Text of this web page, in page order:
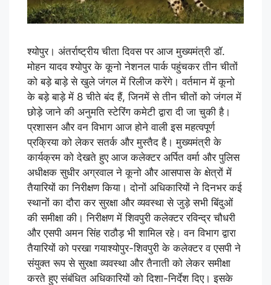
श्योपुर। अंतर्राष्ट्रीय चीता दिवस पर आज मुख्यमंत्री डॉ.
मोहन यादव श्योपुर के कूनो नेशनल पार्क पहुंचकर तीन चीतों
को बड़े बाड़े से खुले जंगल में रिलीज करेंगे। वर्तमान में कूनो
के बड़े बाड़े में 8 चीते बंद हैं, जिनमें से तीन चीतों को जंगल में
छोड़े जाने की अनुमति स्टेरिंग कमेटी द्वारा दी जा चुकी है।
प्रशासन और वन विभाग आज होने वाली इस महत्वपूर्ण
प्रक्रिया को लेकर सतर्क और मुस्तैद है। मुख्यमंत्री के
कार्यक्रम को देखते हुए आज कलेक्टर अर्पित वर्मा और पुलिस
अधीक्षक सुधीर अग्रवाल ने कूनो और आसपास के क्षेत्रों में
तैयारियों का निरीक्षण किया। दोनों अधिकारियों ने दिनभर कई
स्थानों का दौरा कर सुरक्षा और व्यवस्था से जुड़े सभी बिंदुओं
की समीक्षा की। निरीक्षण में शिवपुरी कलेक्टर रविन्द्र चौधरी
और एसपी अमन सिंह राठौड़ भी शामिल रहे। वन विभाग द्वारा
तैयारियों को परखा गयाश्योपुर-शिवपुरी के कलेक्टर व एसपी ने
संयुक्त रूप से सुरक्षा व्यवस्था और तैनाती को लेकर समीक्षा
करते हुए संबंधित अधिकारियों को दिशा-निर्देश दिए। इसके